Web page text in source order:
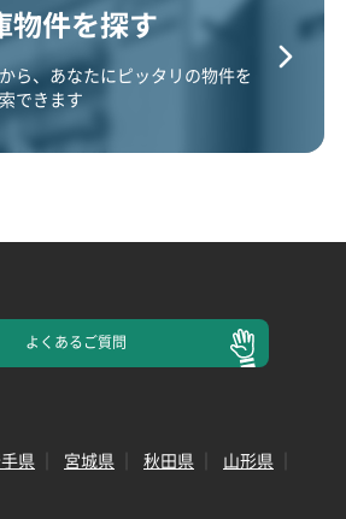
物件を探す
ら、あなたにピッタリの物件を
できます
よくあるご質問
県 宮城県 秋田県
山形県